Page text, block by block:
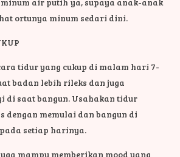
ortunya minum sedari dini.
tidur yang cukup di malam hari 7-
badan lebih rileks dan juga
di saat bangun. Usahakan tidur
dengan memulai dan bangun di
setiap harinya.
mampu memberikan mood yang